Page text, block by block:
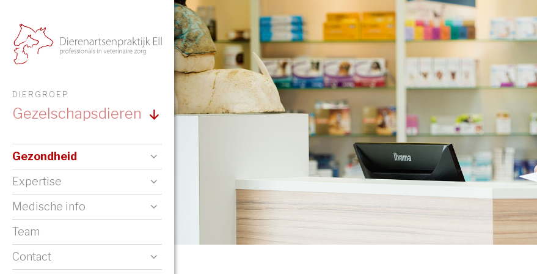
DIERGROEP
Gezelschapsdieren
Gezondheid
Expertise
Medische info
Team
Contact